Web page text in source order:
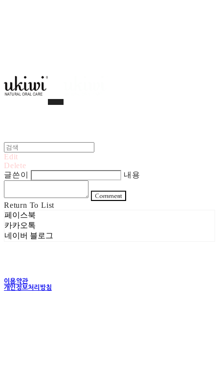
Edit
Delete
글쓴이
내용
Comment
Return To List
페이스북
카카오톡
네이버 블로그
이용약관
개인정보처리방침